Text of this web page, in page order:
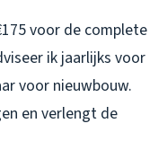
voor de complete
ik jaarlijks voor
voor nieuwbouw.
en verlengt de